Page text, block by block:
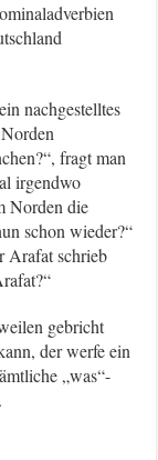
nachgestelltes
fragt man
irgendwo
Norden die
schon wieder?“
Arafat schrieb
gebricht
der werfe ein
„was“-